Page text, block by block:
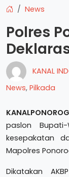
News
Polres
KANAL
News, Pilkada
paslon
kesepakatan
Mapolres
Dikatakan